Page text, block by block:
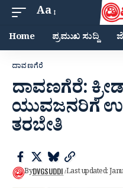
Aa
Home ಪ್ರಮುಖ ಸುದ್ದಿ
ದಾವಣಗೆರೆ
ದಾವಣಗೆರೆ:
ಯುವಜನರಿಗೆ
ತರಬೇತಿ
ByDVGSUDDI Last updated: